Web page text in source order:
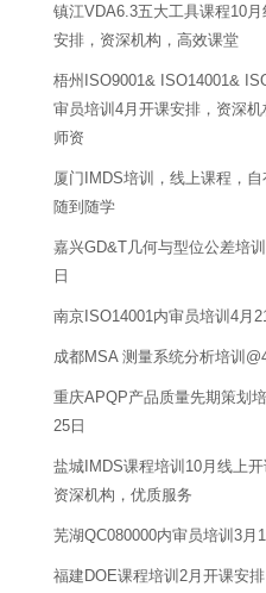
镇江VDA6.3五大工具课程10
安排，资深机构，高效课堂
梧州ISO9001& ISO14001&
审员培训4月开课安排，资深
师资
厦门IMDS培训，线上课程，自
随到随学
嘉兴GD&T几何与型位公差培
日
南京ISO14001内审员培训4月
成都MSA 测量系统分析培训
重庆APQP产品质量先期策划
25日
盐城IMDS课程培训10月线上开
资深机构，优质服务
芜湖QC080000内审员培训3月
福建DOE课程培训2月开课安